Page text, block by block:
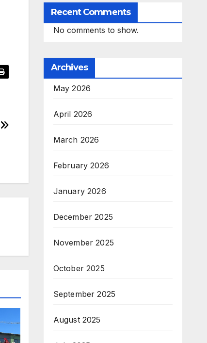
Recent Comments
No comments to show.
Archives
May 2026
April 2026
March 2026
February 2026
January 2026
December 2025
November 2025
October 2025
September 2025
August 2025